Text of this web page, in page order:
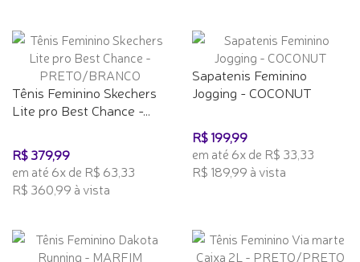
Tênis Feminino Skechers
Lite pro Best Chance -...
R$ 379,99
em até 6x de R$ 63,33
R$ 360,99 à vista
Sapatenis Feminino
Jogging - COCONUT
R$ 199,99
em até 6x de R$ 33,33
R$ 189,99 à vista